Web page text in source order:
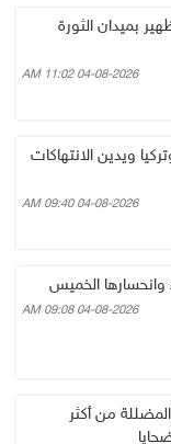
بميدان الثورة
04-08-2026 11:02 AM
ويدين الانتهاكات
04-08-2026 09:40 AM
وانحسارها الخميس
04-08-2026 09:08 AM
المضللة من أكثر